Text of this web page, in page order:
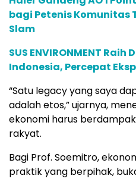
bagi Petenis Komunitas
Slam
SUS ENVIRONMENT Raih
Indonesia, Percepat
“Satu legacy yang saya
adalah etos,” ujarnya,
ekonomi harus
rakyat.
Bagi Prof. Soemitro,
praktik yang berpihak,